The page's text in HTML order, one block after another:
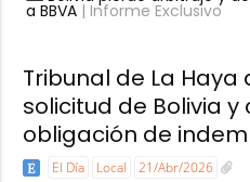
a BBVA| Informe Exclusivo
Tribunal de La
solicitud de Bolivia
obligación de
El Día Local 21/Abr/2026